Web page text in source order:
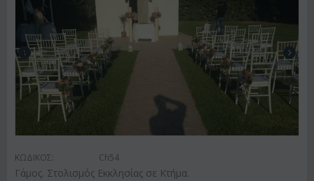
ΚΩΔΙΚΟΣ: Ch54
Γάμος. Στολισμός Εκκλησίας σε Κτήμα.